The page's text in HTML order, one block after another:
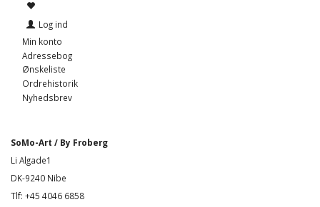
Log ind
Min konto
Adressebog
Ønskeliste
Ordrehistorik
Nyhedsbrev
SoMo-Art / By Froberg
Li Algade1
DK-9240 Nibe
Tlf: +45 4046 6858